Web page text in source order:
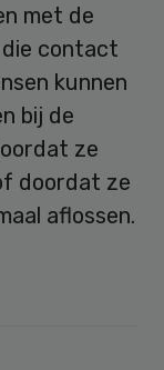
met de
die contact
kunnen
bij de
ze
doordat ze
aflossen.